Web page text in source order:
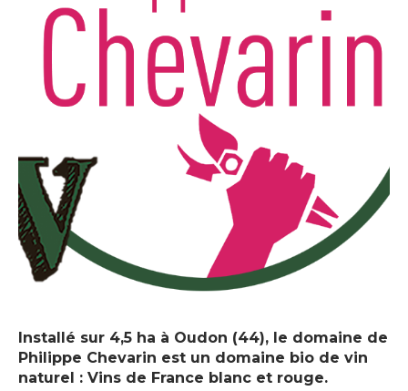
Installé sur 4,5 ha à Oudon (44), le domaine de
Philippe Chevarin est un domaine bio de vin
naturel : Vins de France blanc et rouge.